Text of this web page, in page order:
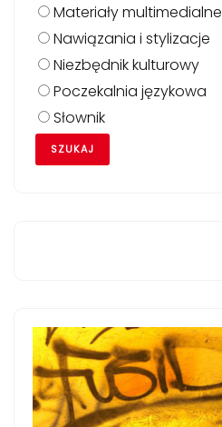
Materiały multimedialne
Nawiązania i stylizacje
Niezbędnik kulturowy
Poczekalnia językowa
Słownik